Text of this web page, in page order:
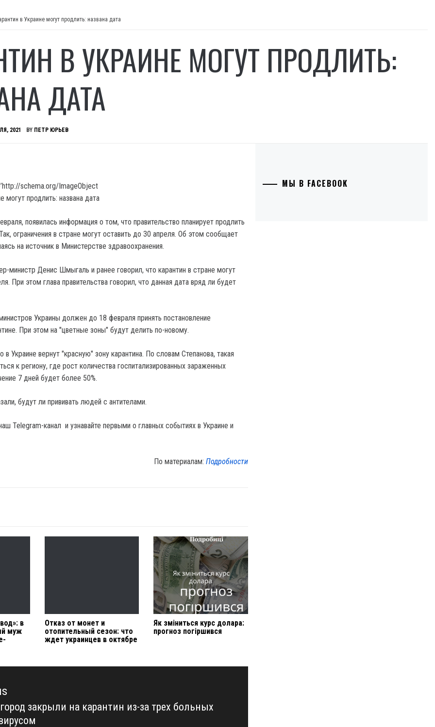
в Украине могут продлить: названа дата
В УКРАИНЕ МОГУТ ПРОДЛИТЬ:
ДАТА
2021 BY ПЕТР ЮРЬЕВ
schema.org/ImageObject
появилась информация о том, что правительство планирует продлить
ограничения в стране могут оставить до 30 апреля. Об этом сообщает
на источник в Министерстве здравоохранения.
министр Денис Шмыгаль и ранее говорил, что карантин в стране могут
При этом глава правительства говорил, что данная дата вряд ли будет
Украины должен до 18 февраля принять постановление
При этом на "цветные зоны" будут делить по-новому.
в Украине вернут "красную" зону карантина. По словам Степанова, такая
к региону, где рост количества госпитализированных зараженных
7 дней будет более 50%.
будут ли прививать людей с антителами.
Telegram-канал и узнавайте первыми о главных событиях в Украине и
По материалам:Подробности
в
муж
Отказ от монет и
отопительный сезон: что
ждет украинцев в октябре
Як зміниться курс долара:
прогноз погіршився
закрыли на карантин из-за трех больных
МЫ В FACEBOOK